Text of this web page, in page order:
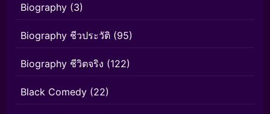
Biography (3)
Biography ชีวประวัติ (95)
Biography ชีวิตจริง (122)
Black Comedy (22)